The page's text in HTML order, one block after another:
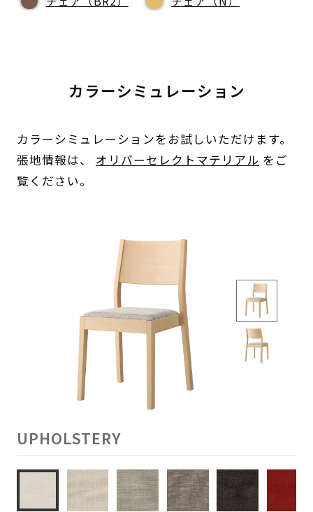
カラーシミュレーション
カラーシミュレーションをお試しいただけます。
張地情報は、 オリバーセレクトマテリアル をご
覧ください。
UPHOLSTERY